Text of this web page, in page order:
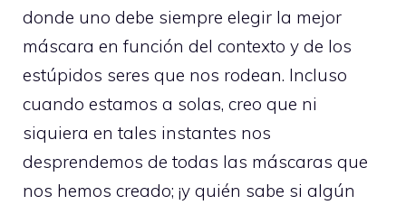
donde uno debe siempre elegir la mejor
máscara en función del contexto y de los
estúpidos seres que nos rodean. Incluso
cuando estamos a solas, creo que ni
siquiera en tales instantes nos
desprendemos de todas las máscaras que
nos hemos creado; ¡y quién sabe si algún